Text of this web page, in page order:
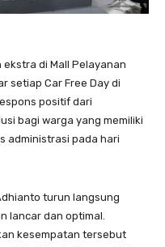
ekstra di Mall Pelayanan
setiap Car Free Day di
positif dari
bagi warga yang memiliki
administrasi pada hari
turun langsung
lancar dan optimal.
kesempatan tersebut